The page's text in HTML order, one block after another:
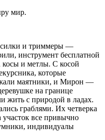
мир.
и триммеры —
инструмент бесплатной
косы и метлы. С косой
которые
маятники, и Мирон —
на границе
жить с природой в ладах.
граблями. Их четверка
участок все привычно
индивидуалы